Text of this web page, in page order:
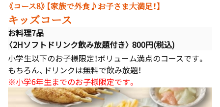
《コース8》【家族で外食♪お子さま大満足！】
キッズコース
お料理7品
〈2Hソフトドリンク飲み放題付き〉 800円(税込)
小学生以下のお子様限定！ボリューム満点のコースです。
もちろん、ドリンクは無料で飲み放題！
※小学6年生までのお子様限定です。